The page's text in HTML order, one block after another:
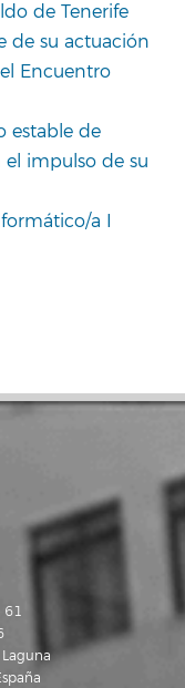
de Tenerife
de su actuación
Encuentro
estable de
impulso de su
a I
61